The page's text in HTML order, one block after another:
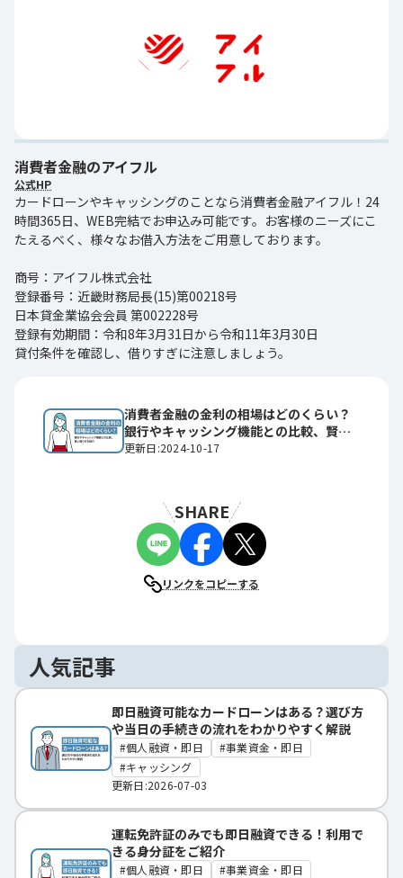
消費者金融のアイフル
公式HP
カードローンやキャッシングのことなら消費者金融アイフル！24
時間365日、WEB完結でお申込み可能です。お客様のニーズにこ
たえるべく、様々なお借入方法をご用意しております。
商号：アイフル株式会社
登録番号：近畿財務局長(15)第00218号
日本貸金業協会会員 第002228号
登録有効期間：令和8年3月31日から令和11年3月30日
貸付条件を確認し、借りすぎに注意しましょう。
消費者金融の金利の相場はどのくらい？
銀行やキャッシング機能との比較、賢い
借り方を紹介
更新日:2024-10-17
SHARE
リンクをコピーする
人気記事
即日融資可能なカードローンはある？選び方
や当日の手続きの流れをわかりやすく解説
個人融資・即日
事業資金・即日
キャッシング
更新日:2026-07-03
運転免許証のみでも即日融資できる！利用で
きる身分証をご紹介
個人融資・即日
事業資金・即日